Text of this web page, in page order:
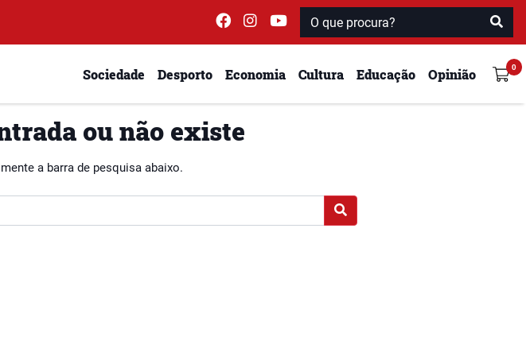
Sociedade Desporto Economia Cultura Educação Opinião
ou não existe
a barra de pesquisa abaixo.